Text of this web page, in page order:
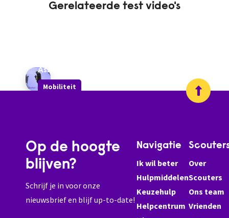
Gerelateerde test video's
Mobiliteit
Assist
Op de hoogte
blijven?
Schrijf je in voor onze
nieuwsbrief en blijf up-to-date!
Navigatie
Ik wil beter
Hulpmiddelen
Keuzehulp
Helpcentrum
Over
Scouters
Ons team
Vrienden